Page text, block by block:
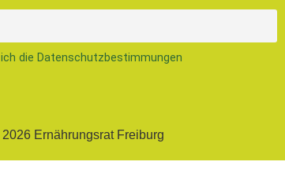
die Datenschutzbestimmungen
Ernährungsrat Freiburg